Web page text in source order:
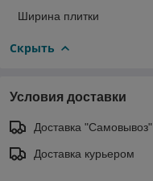
Ширина плитки
Скрыть
Условия доставки
Доставка "Самовывоз"
Доставка курьером